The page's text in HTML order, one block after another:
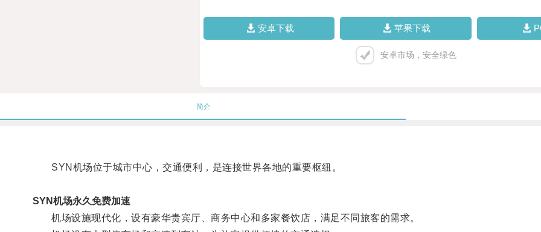
安卓下载 苹果下载
安卓市场，安全绿色
简介
SYN机场位于城市中心，交通便利，是连接世界各地的重要枢纽。
SYN机场永久免费加速
机场设施现代化，设有豪华贵宾厅、商务中心和多家餐饮店，满足不同旅客的需求。